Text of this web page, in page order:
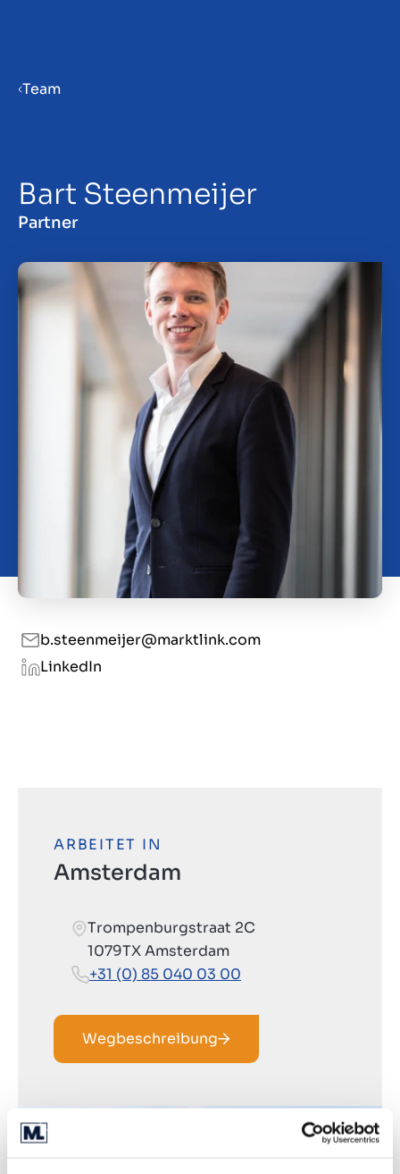
Unternehmen verkaufen
Insights
Über uns
Team
Bart Steenmeijer
Partner
b.steenmeijer@marktlink.com
LinkedIn
ARBEITET IN
Amsterdam
Trompenburgstraat 2C
1079TX Amsterdam
+31 (0) 85 040 03 00
Wegbeschreibung